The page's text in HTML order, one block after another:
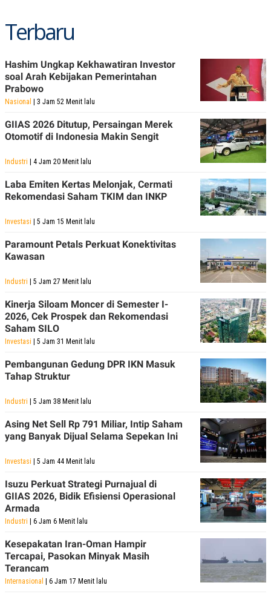
SITEMAPPROFILE
USE
PEDOMAN
PEMBERITAAN
SIBER
PRIVACY
Terbaru
Hashim Ungkap Kekhawatiran Investor
soal Arah Kebijakan Pemerintahan
Prabowo
Nasional | 3 Jam 52 Menit lalu
GIIAS 2026 Ditutup, Persaingan Merek
Otomotif di Indonesia Makin Sengit
Industri | 4 Jam 20 Menit lalu
Laba Emiten Kertas Melonjak, Cermati
Rekomendasi Saham TKIM dan INKP
Investasi | 5 Jam 15 Menit lalu
Paramount Petals Perkuat Konektivitas
Kawasan
Industri | 5 Jam 27 Menit lalu
Kinerja Siloam Moncer di Semester I-
2026, Cek Prospek dan Rekomendasi
Saham SILO
Investasi | 5 Jam 31 Menit lalu
Pembangunan Gedung DPR IKN Masuk
Tahap Struktur
Industri | 5 Jam 38 Menit lalu
Asing Net Sell Rp 791 Miliar, Intip Saham
yang Banyak Dijual Selama Sepekan Ini
Investasi | 5 Jam 44 Menit lalu
Isuzu Perkuat Strategi Purnajual di
GIIAS 2026, Bidik Efisiensi Operasional
Armada
Industri | 6 Jam 6 Menit lalu
Kesepakatan Iran-Oman Hampir
Tercapai, Pasokan Minyak Masih
Terancam
Internasional | 6 Jam 17 Menit lalu